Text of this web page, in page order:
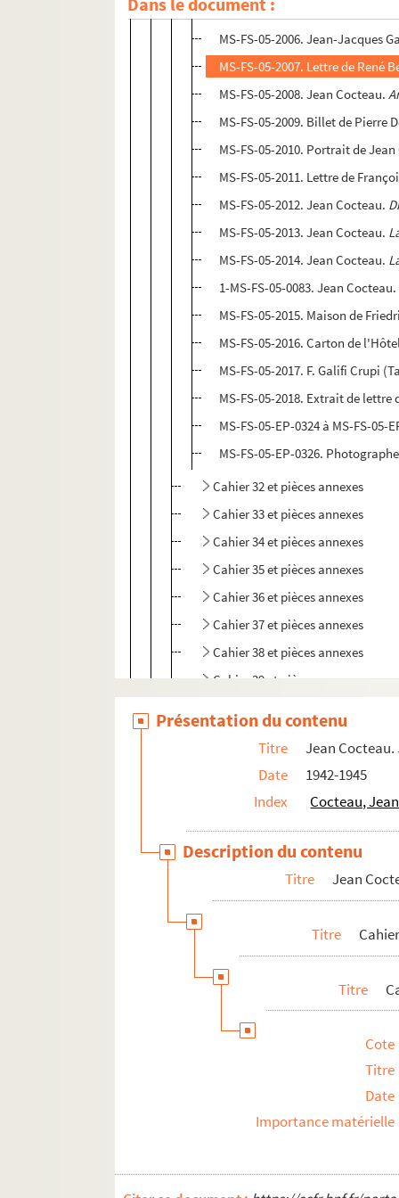
MS-FS-05-2005.
MS-FS-05-2006. Jean-Jacques
MS-FS-05-2007. Lettre de René
MS-FS-05-2008. Jean Cocteau.
MS-FS-05-2009. Billet de Pierre
MS-FS-05-2010. Portrait de
MS-FS-05-2011. Lettre de
MS-FS-05-2012. Jean Cocteau.
MS-FS-05-2013. Jean Cocteau.
MS-FS-05-2014. Jean Cocteau.
1-MS-FS-05-0083. Jean Cocteau.
MS-FS-05-2015. Maison de
MS-FS-05-2016. Carton de
MS-FS-05-2017. F. Galifi Crupi
MS-FS-05-2018. Extrait de
MS-FS-05-EP-0324 à MS-FS-
MS-FS-05-EP-0326.
Cahier 32 et pièces annexes
Cahier 33 et pièces annexes
Cahier 34 et pièces annexes
Cahier 35 et pièces annexes
Cahier 36 et pièces annexes
Cahier 37 et pièces annexes
Cahier 38 et pièces annexes
Cahier 39 et pièces annexes
Cahiers 41 à 60
Cahiers 61 à 80
Cahiers 81 à 99
Jean Cocteau. Papiers personnels
Iconographie
Présentation du contenu
Titre Jean Cocteau.
Date
1942-1945
Index
Cocteau,
Description du contenu
Titre Jean
Titre
Titre
Cote
Titre
Date
Importance matérielle